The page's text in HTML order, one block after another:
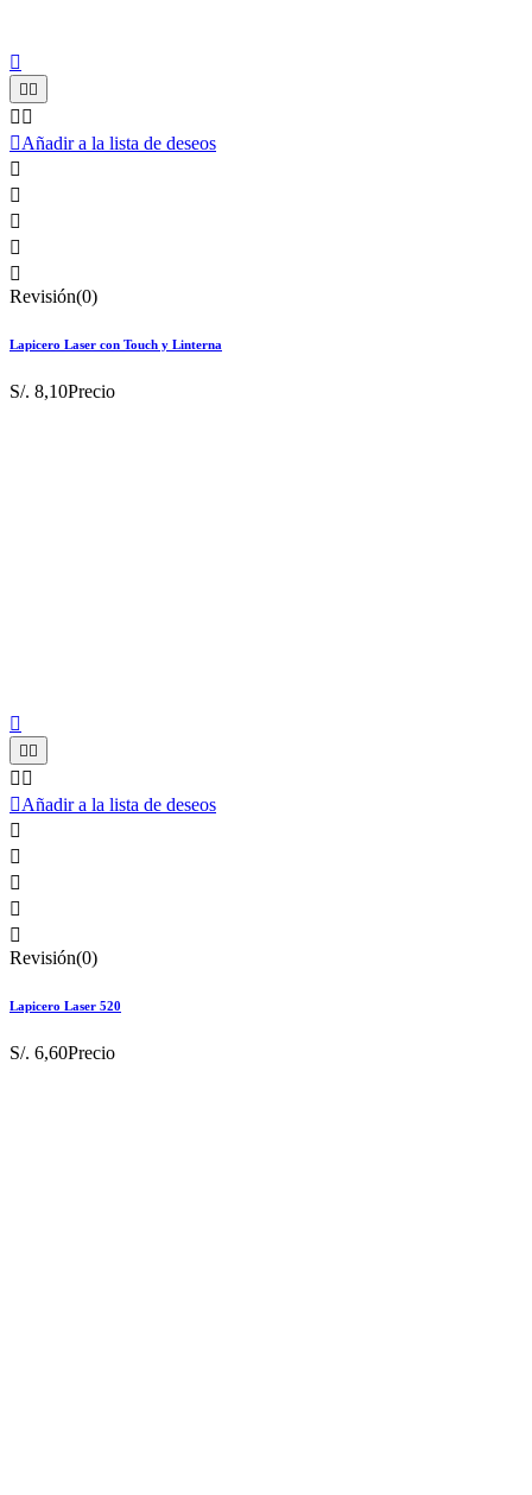

 
 
Añadir a la lista de deseos





Revisión(0)
Lapicero Laser con Touch y Linterna
S/. 8,10Precio

 
 
Añadir a la lista de deseos





Revisión(0)
Lapicero Laser 520
S/. 6,60Precio